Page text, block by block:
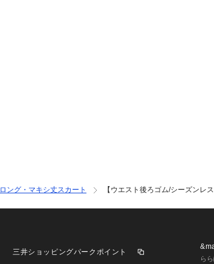
ロング・マキシ丈スカート 【ウエスト後ろゴム/シーズンレ
三井ショッピングパークポイント
ら